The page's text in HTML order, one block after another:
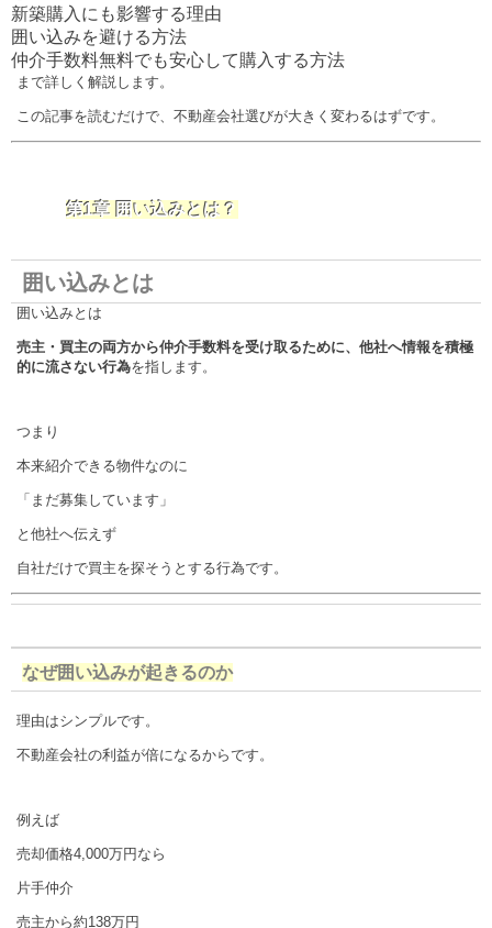
新築購入にも影響する理由
囲い込みを避ける方法
仲介手数料無料でも安心して購入する方法
まで詳しく解説します。
この記事を読むだけで、不動産会社選びが大きく変わるはずです。
第1章 囲い込みとは？
囲い込みとは
囲い込みとは
売主・買主の両方から仲介手数料を受け取るために、他社へ情報を積極
的に流さない行為を指します。
つまり
本来紹介できる物件なのに
「まだ募集しています」
と他社へ伝えず
自社だけで買主を探そうとする行為です。
なぜ囲い込みが起きるのか
理由はシンプルです。
不動産会社の利益が倍になるからです。
例えば
売却価格4,000万円なら
片手仲介
売主から約138万円